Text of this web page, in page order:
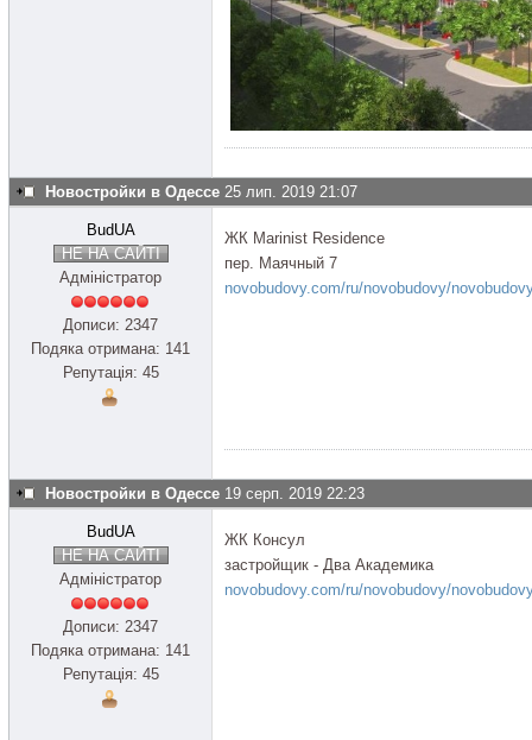
Новостройки в Одессе 25 лип. 2019 21:07
BudUA
НЕ НА САЙТІ
Адміністратор
Дописи: 2347
Подяка отримана: 141
Репутація: 45
ЖК Marinist Residence
пер. Маячный 7
novobudovy.com/ru/novobudovy/
Новостройки в Одессе 19 серп. 2019 22:23
BudUA
НЕ НА САЙТІ
Адміністратор
Дописи: 2347
Подяка отримана: 141
Репутація: 45
ЖК Консул
застройщик - Два Академика
novobudovy.com/ru/novobudovy/